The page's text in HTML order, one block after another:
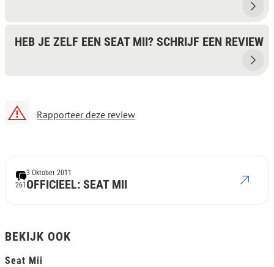
HEB JE ZELF EEN SEAT MII? SCHRIJF EEN REVIEW
Rapporteer deze review
261 OFFICIEEL: SEAT MII
3 Oktober 2011
BEKIJK OOK
Seat Mii